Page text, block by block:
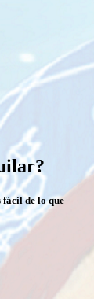
fácil de lo que